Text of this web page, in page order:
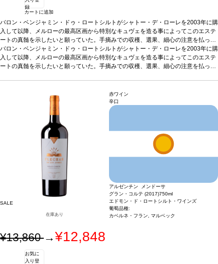
録
カートに追加
バロン・ベンジャミン・ドゥ・ロートシルトがシャトー・デ・ローレを2003年に購
入して以降、メルローの最高区画から特別なキュヴェを造る事によってこのエステ
ートの真髄を示したいと願っていた。手摘みでの収穫、選果、細心の注意を払った
発酵は特級に値する。 この希少なワインは、最上のヴィンテージにのみ生産され
る。メルローから造られる素晴らしいサンテミリオンワインの全ての質を反映し
て、優雅さと個性の繊細な組み合わせを示す。テイスティングノート黒に近い深
いとノーズ両方を、支配するボディ。タンニンはエレガントでしなやか、そしてビ
ロードのように滑らか。軽く煮込んだブラックチェリーやブルーベリーの、熟した
新鮮な果実味が勢いよく広がり、新しいフレンチ・オークで熟したワインは、素晴
らしい木とマイルドにトーストした含みのバランスが特徴的。
赤肉や最高級の魚介類と好相性
れの場合、在庫があり価格が同様の場合は自動的に次のヴィンテージに変更されま
すのでご了承ください。
バロン・ベンジャミン・ドゥ・ロートシルトがシャトー・デ・ローレを2003年に購
入して以降、メルローの最高区画から特別なキュヴェを造る事によってこのエステ
ートの真髄を示したいと願っていた。手摘みでの収穫、選果、細心の注意を払った
て、優雅さと個性の繊細な組み合わせを示す。 テイスティングノート
い色。ノーズはフレッシュな木の軽くトーストした含みに、ブラックチェリーを伴
い、並外れた熟成を示す。エレガントなフルボディの、際立つ複雑なアロマ。味わ
いとノーズ両方を、支配するボディ。タンニンはエレガントでしなやか、そしてビ
ロードのように滑らか。軽く煮込んだブラックチェリーやブルーベリーの、熟した
新鮮な果実味が勢いよく広がり、新しいフレンチ・オークで熟したワインは、素晴
らしい木とマイルドにトーストした含みのバランスが特徴的。
合う料理
赤肉や最高級の魚介類と好相性
*本ヴィンテージが在庫切
れの場合、在庫があり価格が同様の場合は自動的に次のヴィンテージに変更されま
すのでご了承ください。
SALE
在庫あり
赤ワイン
辛口
アルゼンチン メンドーサ
グラン・コルテ (2017)750ml
エドモン・ド・ロートシルト・ワインズ
葡萄品種:
カベルネ・フラン, マルベック
¥13,860→¥12,848
お気に
入り登